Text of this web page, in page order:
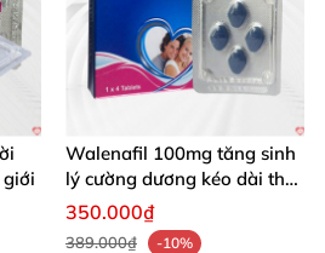
Walenafil 100mg tăng sinh
lý cường dương kéo dài thời
gian
350.000₫
389.000₫
-10%